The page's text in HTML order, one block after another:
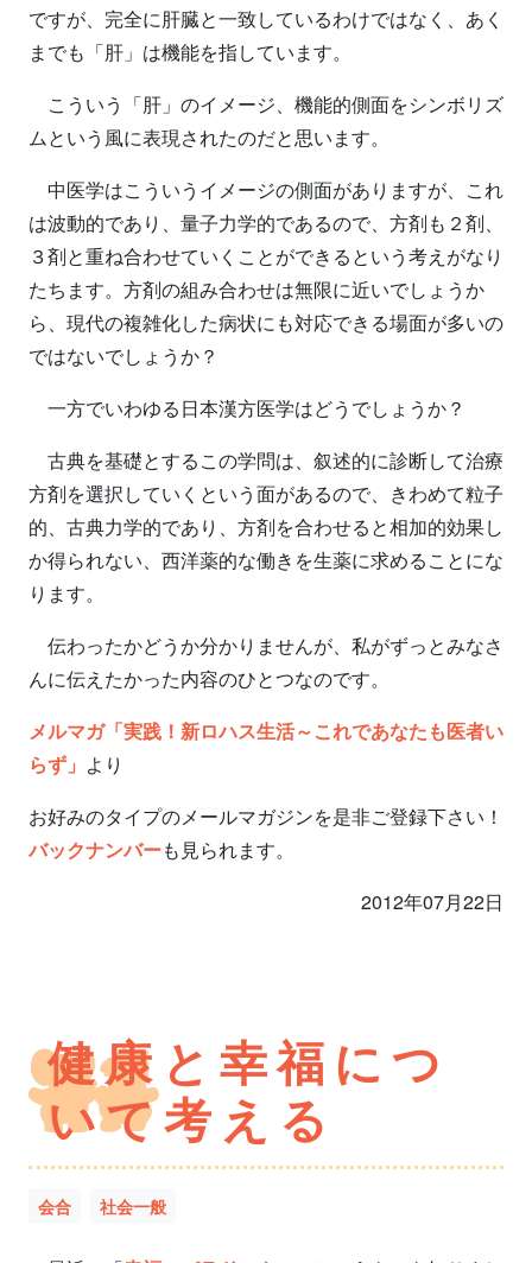
ですが、完全に肝臓と一致しているわけではなく、あく
までも「肝」は機能を指しています。
こういう「肝」のイメージ、機能的側面をシンボリズ
ムという風に表現されたのだと思います。
中医学はこういうイメージの側面がありますが、これ
は波動的であり、量子力学的であるので、方剤も２剤、
３剤と重ね合わせていくことができるという考えがなり
たちます。方剤の組み合わせは無限に近いでしょうか
ら、現代の複雑化した病状にも対応できる場面が多いの
ではないでしょうか？
一方でいわゆる日本漢方医学はどうでしょうか？
古典を基礎とするこの学問は、叙述的に診断して治療
方剤を選択していくという面があるので、きわめて粒子
的、古典力学的であり、方剤を合わせると相加的効果し
か得られない、西洋薬的な働きを生薬に求めることにな
ります。
伝わったかどうか分かりませんが、私がずっとみなさ
んに伝えたかった内容のひとつなのです。
メルマガ「実践！新ロハス生活～これであなたも医者い
らず」 より
お好みのタイプのメールマガジンを是非ご登録下さい！
バックナンバーも見られます。
2012年07月22日
健康と幸福につ
いて考える
会合 社会一般